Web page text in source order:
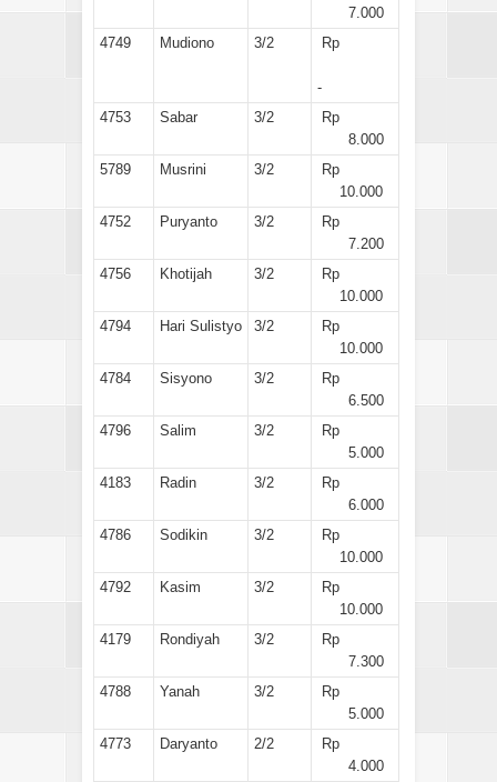
7.000
4749
Mudiono 3/2 Rp
-
4753
Sabar 3/2
Rp
8.000
5789
Musrini 3/2
Rp
10.000
4752
Puryanto 3/2
Rp
7.200
4756
Khotijah 3/2
Rp
10.000
4794
Hari Sulistyo 3/2
Rp
10.000
4784
Sisyono 3/2
Rp
6.500
4796
Salim 3/2
Rp
5.000
4183
Radin 3/2
Rp
6.000
4786
Sodikin 3/2
Rp
10.000
4792
Kasim 3/2
Rp
10.000
4179
Rondiyah 3/2
Rp
7.300
4788
Yanah 3/2
Rp
5.000
4773
Daryanto 2/2
Rp
4.000